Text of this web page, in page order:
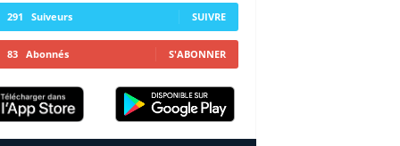
291 Suiveurs SUIVRE
83 Abonnés S'ABONNER